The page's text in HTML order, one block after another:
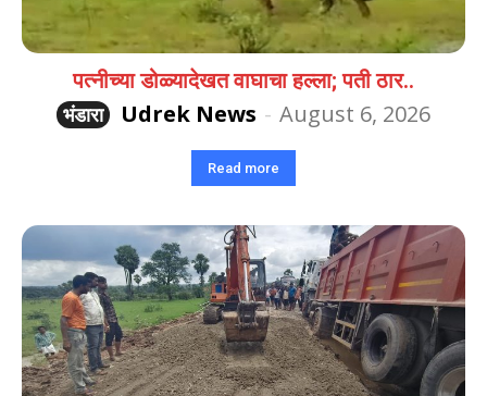
पत्नीच्या डोळ्यादेखत वाघाचा हल्ला; पती ठार..
भंडारा
Udrek News - August 6, 2026
Read more